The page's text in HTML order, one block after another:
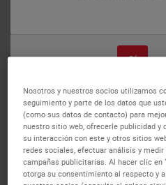
Sí o
Peroxidase
Nosotros y nuestros socios utilizamos
seguimiento y parte de los datos que
(como sus datos de contacto) para
nuestro sitio web, ofrecerle publicidad y
su interacción con este y otros sitios
redes sociales, efectuar análisis y
campañas publicitarias. Al hacer clic en
otorga su consentimiento al respecto y